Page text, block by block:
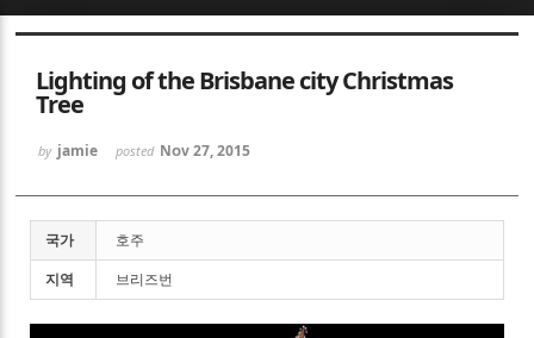
Lighting of the Brisbane city Christmas
Tree
by jamie posted Nov 27, 2015
국가
호주
지역
브리즈번
Sketchbook5, 스케치북5
Sketchbook5, 스케치북5